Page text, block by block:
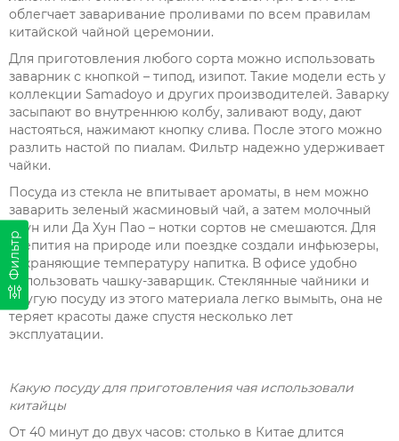
Фильтр
облегчает заваривание проливами по всем правилам
китайской чайной церемонии.
Для приготовления любого сорта можно использовать
заварник с кнопкой – типод, изипот. Такие модели есть у
коллекции Samadoyo и других производителей. Заварку
засыпают во внутреннюю колбу, заливают воду, дают
настояться, нажимают кнопку слива. После этого можно
разлить настой по пиалам. Фильтр надежно удерживает
чайки.
Посуда из стекла не впитывает ароматы, в нем можно
заварить зеленый жасминовый чай, а затем молочный
улун или Да Хун Пао – нотки сортов не смешаются. Для
чаепития на природе или поездке создали инфьюзеры,
сохраняющие температуру напитка. В офисе удобно
использовать чашку-заварщик. Стеклянные чайники и
другую посуду из этого материала легко вымыть, она не
теряет красоты даже спустя несколько лет
эксплуатации.
Какую посуду для приготовления чая использовали
китайцы
От 40 минут до двух часов: столько в Китае длится